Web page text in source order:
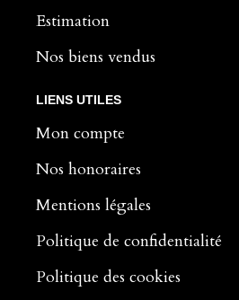
Estimation
Nos biens vendus
LIENS UTILES
Mon compte
Nos honoraires
Mentions légales
Politique de confidentialité
Politique des cookies